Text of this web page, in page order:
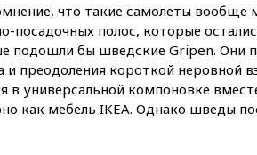
что такие самолеты вообще
посадочных полос, которые
подошли бы шведские Gripen. Они
и преодоления короткой неровной
в универсальной компоновке
как мебель IKEA. Однако шведы